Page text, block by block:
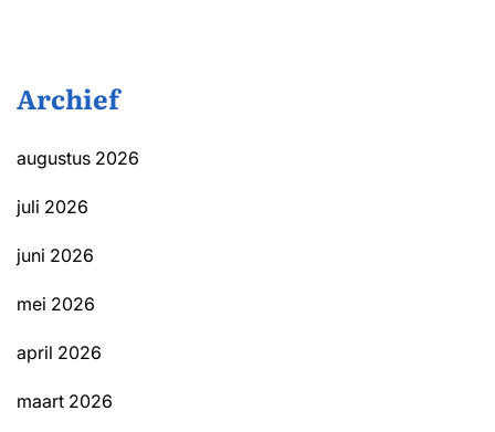
Archief
augustus 2026
juli 2026
juni 2026
mei 2026
april 2026
maart 2026